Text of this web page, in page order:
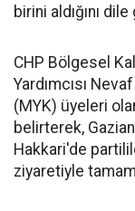
birini aldığını
CHP Bölgesel
Yardımcısı
(MYK) üyeleri
belirterek,
Hakkari'de
ziyaretiyle